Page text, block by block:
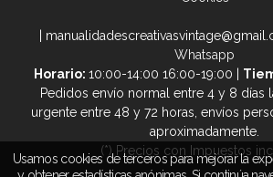
|
Whatsapp
Horario: 10:00-14:00 16:00-19:00 |
Pedidos envío normal entre 4 y 8 días
urgente entre 48 y 72 horas, envíos
aproximadamente.
(*) Precios con Impuestos
Usamos cookies de terceros para mejorar la